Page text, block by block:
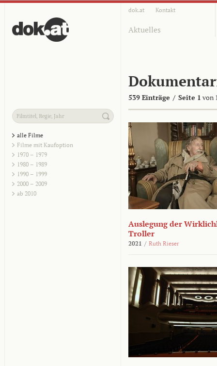
dok.at Kontakt
Aktuelles
539 Einträge / Seite 1 von
alle Filme
Filme mit Kaufoption
1970 – 1979
1980 – 1989
1990 – 1999
2000 – 2009
ab 2010
Auslegung der
Troller
2021 / Ruth Rieser